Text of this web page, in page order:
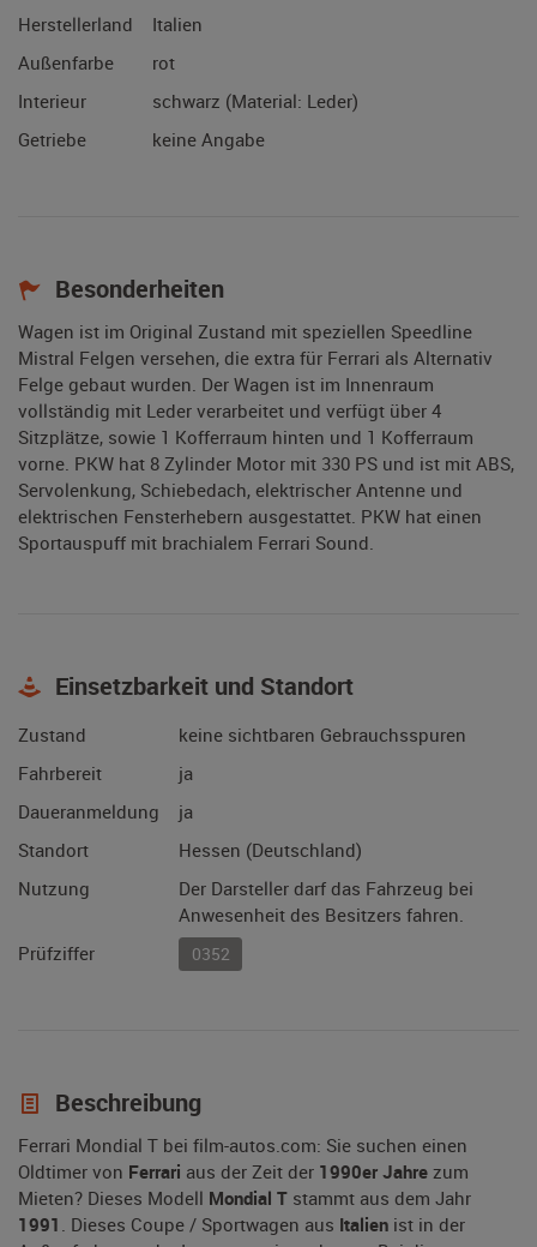
Herstellerland
Italien
Außenfarbe
rot
Interieur
schwarz (Material: Leder)
Getriebe
keine Angabe
Besonderheiten
Wagen ist im Original Zustand mit speziellen Speedline
Mistral Felgen versehen, die extra für Ferrari als Alternativ
Felge gebaut wurden. Der Wagen ist im Innenraum
vollständig mit Leder verarbeitet und verfügt über 4
Sitzplätze, sowie 1 Kofferraum hinten und 1 Kofferraum
vorne. PKW hat 8 Zylinder Motor mit 330 PS und ist mit ABS,
Servolenkung, Schiebedach, elektrischer Antenne und
elektrischen Fensterhebern ausgestattet. PKW hat einen
Sportauspuff mit brachialem Ferrari Sound.
Einsetzbarkeit und Standort
Zustand
keine sichtbaren Gebrauchsspuren
Fahrbereit
ja
Daueranmeldung
ja
Standort
Hessen (Deutschland)
Nutzung
Der Darsteller darf das Fahrzeug bei
Anwesenheit des Besitzers fahren.
Prüfziffer
0352
Beschreibung
Ferrari Mondial T bei film-autos.com: Sie suchen einen
Oldtimer von Ferrari aus der Zeit der 1990er Jahre zum
Mieten? Dieses Modell Mondial T stammt aus dem Jahr
1991 . Dieses Coupe / Sportwagen aus Italien ist in der